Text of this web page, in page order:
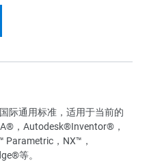
际通用标准，适用于当前的
，Autodesk®Inventor®，
Parametric，NX™，
等。